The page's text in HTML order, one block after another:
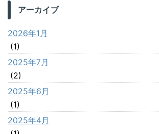
アーカイブ
2026年1月
(1)
2025年7月
(2)
2025年6月
(1)
2025年4月